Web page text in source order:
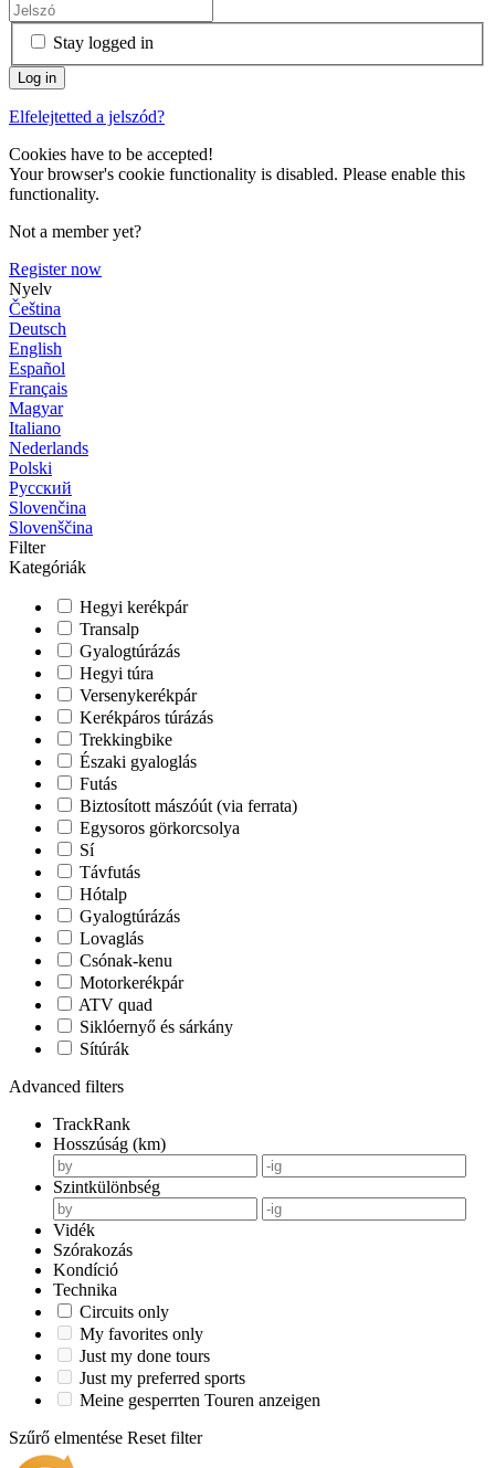
Stay logged in
Elfelejtetted a jelszód?
Cookies have to be accepted!
Your browser's cookie functionality is disabled. Please enable this
functionality.
Not a member yet?
Register now
Nyelv
Čeština
Deutsch
English
Español
Français
Magyar
Italiano
Nederlands
Polski
Русский
Slovenčina
Slovenščina
Filter
Kategóriák
Hegyi kerékpár
Transalp
Gyalogtúrázás
Hegyi túra
Versenykerékpár
Kerékpáros túrázás
Trekkingbike
Északi gyaloglás
Futás
Biztosított mászóút (via ferrata)
Egysoros görkorcsolya
Sí
Távfutás
Hótalp
Gyalogtúrázás
Lovaglás
Csónak-kenu
Motorkerékpár
ATV quad
Siklóernyő és sárkány
Sítúrák
Advanced filters
TrackRank
Hosszúság (km)
Szintkülönbség
Vidék
Szórakozás
Kondíció
Technika
Circuits only
My favorites only
Just my done tours
Just my preferred sports
Meine gesperrten Touren anzeigen
Szűrő elmentése Reset filter